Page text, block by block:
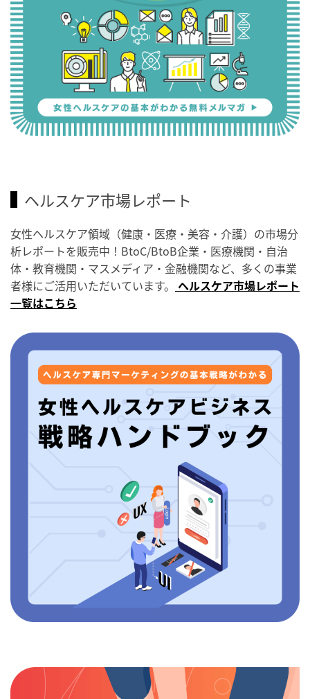
ヘルスケア市場レポート
女性ヘルスケア領域（健康・医療・美容・介護）の市場分
析レポートを販売中！BtoC/BtoB企業・医療機関・自治
体・教育機関・マスメディア・金融機関など、多くの事業
者様にご活用いただいています。 ヘルスケア市場レポート
一覧はこちら